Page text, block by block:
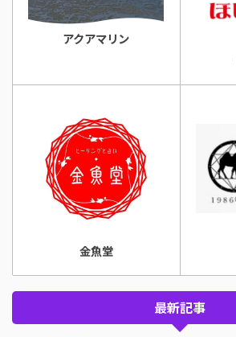
アクアマリン
金魚堂
最新記事